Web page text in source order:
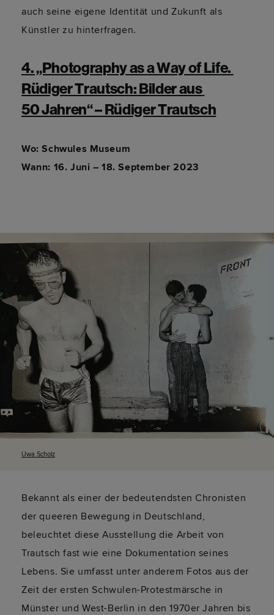
auch seine eigene Identität und Zukunft als
Künstler zu hinterfragen.
4. „Photography as a Way of Life.
Rüdiger Trautsch: Bilder aus
50 Jahren“ – Rüdiger Trautsch
Wo: Schwules Museum
Wann: 16. Juni – 18. September 2023
Uwa Scholz
Bekannt als einer der bedeutendsten Chronisten
der queeren Bewegung in Deutschland,
beleuchtet diese Ausstellung die Arbeit von
Trautsch fast wie eine Dokumentation seines
Lebens. Sie umfasst unter anderem Fotos aus der
Zeit der ersten Schwulen-Protestmärsche in
Münster und West-Berlin in den 1970er Jahren bis